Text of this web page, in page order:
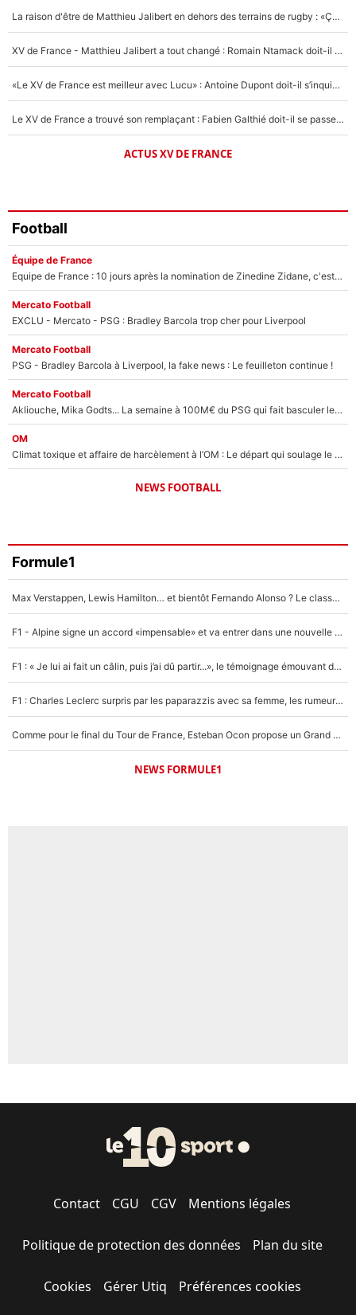
5% La raison d'être de Matthieu Jalibert en dehors des terrains de rugby : «Ça m'atteint autant que si tu touches à un membre de ma famille»
XV de France - Matthieu Jalibert a tout changé : Romain Ntamack doit-il s’inquiéter pour sa place à un an de la Coupe du monde ?
«Le XV de France est meilleur avec Lucu» : Antoine Dupont doit-il s’inquiéter pour sa place ?
Le XV de France a trouvé son remplaçant : Fabien Galthié doit-il se passer d'Antoine Dupont ?
ACTUS XV DE FRANCE
Football
Équipe de France
Equipe de France : 10 jours après la nomination de Zinedine Zidane, c'est au tour de son fils de prendre un nouveau départ !
Mercato Football
EXCLU - Mercato - PSG : Bradley Barcola trop cher pour Liverpool
Mercato Football
PSG - Bradley Barcola à Liverpool, la fake news : Le feuilleton continue !
Mercato Football
Akliouche, Mika Godts... La semaine à 100M€ du PSG qui fait basculer le mercato du PSG !
OM
Climat toxique et affaire de harcèlement à l’OM : Le départ qui soulage le vestiaire de Bruno Genesio
NEWS FOOTBALL
Formule1
Max Verstappen, Lewis Hamilton… et bientôt Fernando Alonso ? Le classement des pilotes les mieux payés en Formule 1 risque de changer !
F1 - Alpine signe un accord «impensable» et va entrer dans une nouvelle dimension : Grande nouvelle pour Pierre Gasly !
F1 : « Je lui ai fait un câlin, puis j’ai dû partir...», le témoignage émouvant de Max Verstappen sur sa fille
F1 : Charles Leclerc surpris par les paparazzis avec sa femme, les rumeurs étaient vraies !
Comme pour le final du Tour de France, Esteban Ocon propose un Grand Prix de Formule 1 à Paris : «Autour de l’Arc de Triomphe, ce serait génial» !
NEWS FORMULE1
Contact CGU CGV Mentions légales
Politique de protection des données Plan du site
Cookies Gérer Utiq Préférences cookies